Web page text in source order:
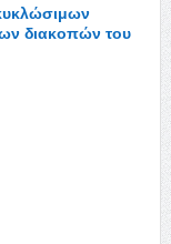
διακοπών του